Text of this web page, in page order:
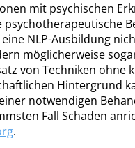
mit psychischen
psychotherapeutische
NLP-Ausbildung
möglicherweise
von Techniken ohne
Hintergrund
notwendigen
Fall Schaden
.